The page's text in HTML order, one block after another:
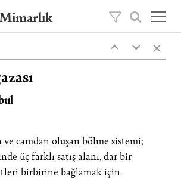
yılından itibaren oğlu
‹
‹ ×
camdan oluşan bölme sistemi;
üç farklı satış alanı, dar bir
birbirine bağlamak için